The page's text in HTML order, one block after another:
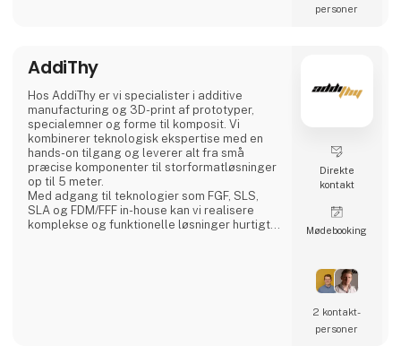
Digital vedligeholdsstyring
Vi hjælper typisk vores kunder med at styre
større kritiske projekter i mål. Det kan f.eks.
være i produktions- eller energivirksomheder,
hvor man ikke selv har ressourcerne eller
specialviden til at løse opgaven.
Det er en udfordring for enhver virksomhed at
have den
personer
AddiThy
Hos AddiThy er vi specialister i additive
manufacturing og 3D-print af prototyper,
specialemner og forme til komposit. Vi
kombinerer teknologisk ekspertise med en
hands-on tilgang og leverer alt fra små
præcise komponenter til storformatløsninger
op til 5 meter.
Med adgang til teknologier som FGF, SLS,
SLA og FDM/FFF in-house kan vi realisere
komplekse og funktionelle løsninger hurtigt
Direkte
kontakt
Møde­booking
2 kontakt­
personer